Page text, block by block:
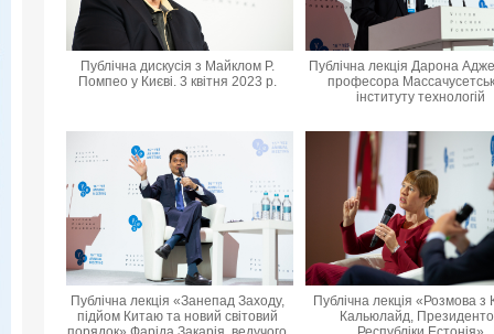
Публічна дискусія з Майклом Р.
Помпео у Києві. 3 квітня 2023 р.
Публічна лекція Дарона
професора
інституту технологій
Публічна лекція «Занепад Заходу,
підйом Китаю та новий світовий
Публічна лекція «Розмова з
Кальюлайд,